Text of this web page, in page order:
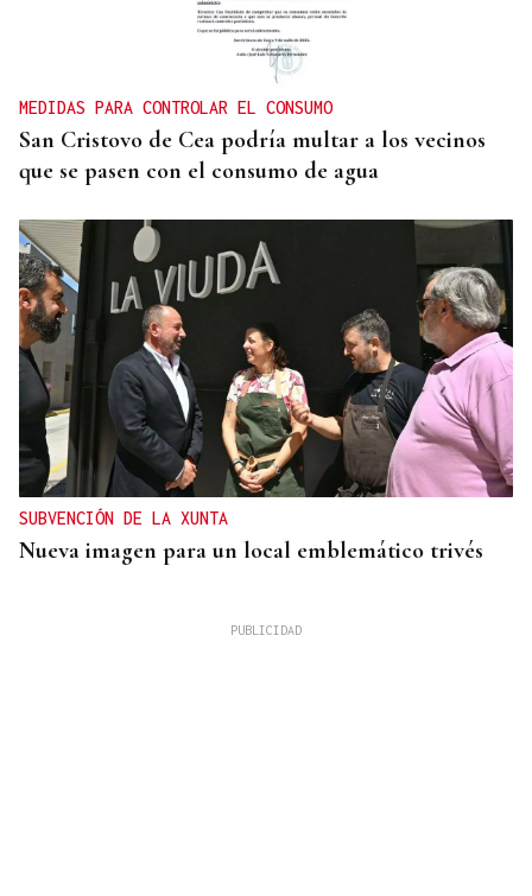
MEDIDAS PARA CONTROLAR EL CONSUMO
San Cristovo de Cea podría multar a los vecinos
que se pasen con el consumo de agua
SUBVENCIÓN DE LA XUNTA
Nueva imagen para un local emblemático trivés